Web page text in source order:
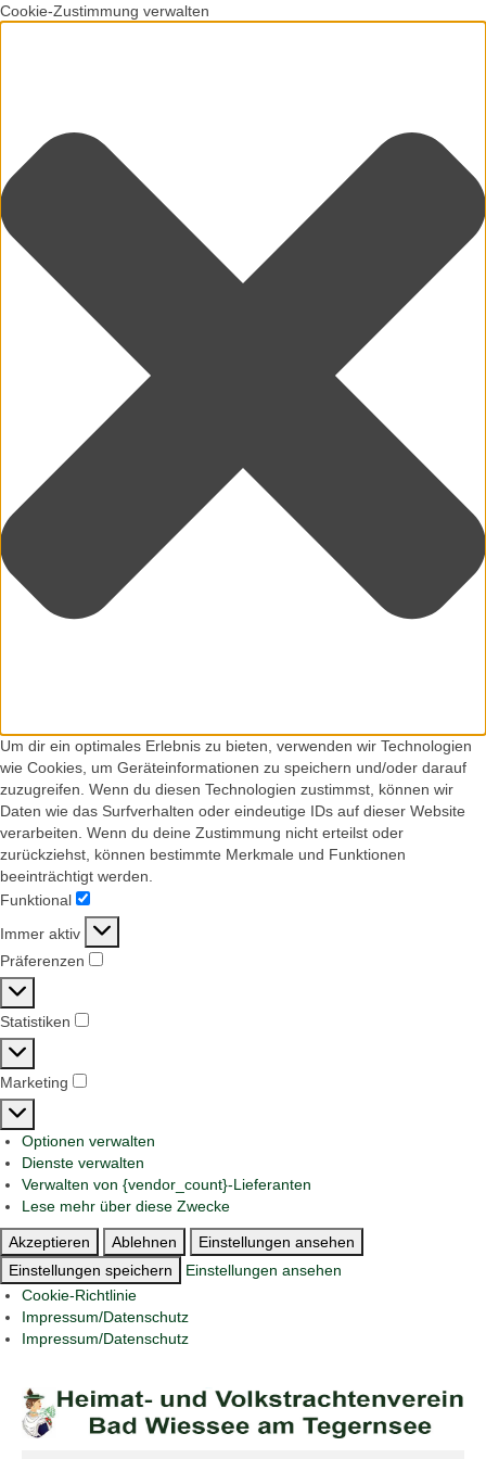
Cookie-Zustimmung verwalten
Um dir ein optimales Erlebnis zu bieten, verwenden wir Technologien
wie Cookies, um Geräteinformationen zu speichern und/oder darauf
zuzugreifen. Wenn du diesen Technologien zustimmst, können wir
Daten wie das Surfverhalten oder eindeutige IDs auf dieser Website
verarbeiten. Wenn du deine Zustimmung nicht erteilst oder
zurückziehst, können bestimmte Merkmale und Funktionen
beeinträchtigt werden.
Funktional
Funktional
Immer aktiv
Präferenzen
Präferenzen
Statistiken
Statistiken
Marketing
Marketing
Optionen verwalten
Dienste verwalten
Verwalten von {vendor_count}-Lieferanten
Lese mehr über diese Zwecke
Akzeptieren Ablehnen
Einstellungen ansehen
Einstellungen speichern
Einstellungen ansehen
Cookie-Richtlinie
Impressum/Datenschutz
Impressum/Datenschutz